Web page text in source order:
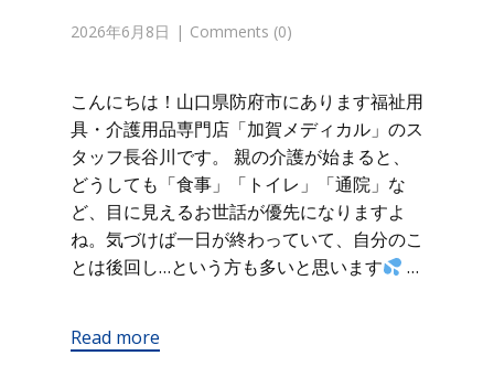
2026年6月8日 Comments (0)
こんにちは！山口県防府市にあります福祉用
具・介護用品専門店「加賀メディカル」のス
タッフ長谷川です。 親の介護が始まると、
どうしても「食事」「トイレ」「通院」な
ど、目に見えるお世話が優先になりますよ
ね。気づけば一日が終わっていて、自分のこ
とは後回し…という方も多いと思います
…
Read more